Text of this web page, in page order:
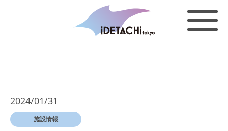
2024/01/31
施設情報